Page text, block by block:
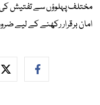
مختلف پہلوؤں سے تفتیش
امان برقرار رکھنے کے لیے